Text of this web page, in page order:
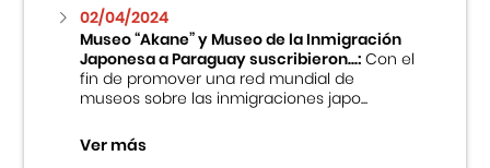
02/04/2024
Museo “Akane” y Museo de la Inmigración
Japonesa a Paraguay suscribieron...:Con el
fin de promover una red mundial de
museos sobre las inmigraciones japo...
Ver más